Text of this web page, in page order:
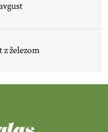
železom